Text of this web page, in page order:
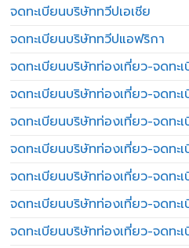
จดทะเบียนบริษัททวีปเอเชีย
จดทะเบียนบริษัททวีปแอฟริกา
จดทะเบียนบริษัทท่องเที่ยว-จดทะ
จดทะเบียนบริษัทท่องเที่ยว-จดท
จดทะเบียนบริษัทท่องเที่ยว-จดท
จดทะเบียนบริษัทท่องเที่ยว-จดท
จดทะเบียนบริษัทท่องเที่ยว-จดทะ
จดทะเบียนบริษัทท่องเที่ยว-จดทะ
จดทะเบียนบริษัทท่องเที่ยว-จดทะ